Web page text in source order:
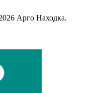
Арго Находка.